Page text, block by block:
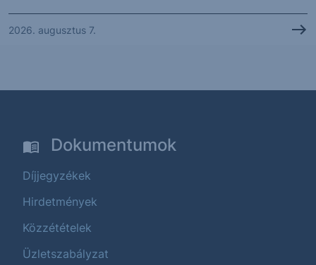
2026. augusztus 7.
Dokumentumok
Díjjegyzékek
Hirdetmények
Közzétételek
Üzletszabályzat